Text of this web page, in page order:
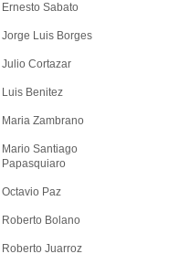
Ernesto Sabato
Jorge Luis Borges
Julio Cortazar
Luis Benitez
Maria Zambrano
Mario Santiago
Papasquiaro
Octavio Paz
Roberto Bolano
Roberto Juarroz